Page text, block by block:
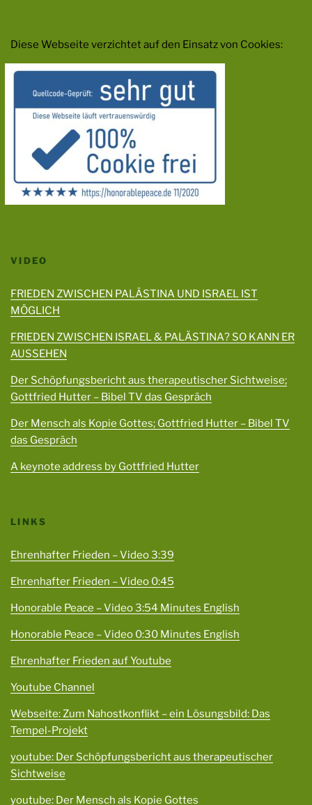
Diese Webseite verzichtet auf den Einsatz von Cookies:
VIDEO
FRIEDEN ZWISCHEN PALÄSTINA UND ISRAEL IST
MÖGLICH
FRIEDEN ZWISCHEN ISRAEL & PALÄSTINA? SO KANN ER
AUSSEHEN
Der Schöpfungsbericht aus therapeutischer Sichtweise;
Gottfried Hutter – Bibel TV das Gespräch
Der Mensch als Kopie Gottes; Gottfried Hutter – Bibel TV
das Gespräch
A keynote address by Gottfried Hutter
LINKS
Ehrenhafter Frieden – Video 3:39
Ehrenhafter Frieden – Video 0:45
Honorable Peace – Video 3:54 Minutes English
Honorable Peace – Video 0:30 Minutes English
Ehrenhafter Frieden auf Youtube
Youtube Channel
Webseite: Zum Nahostkonflikt – ein Lösungsbild: Das
Tempel-Projekt
youtube: Der Schöpfungsbericht aus therapeutischer
Sichtweise
youtube: Der Mensch als Kopie Gottes